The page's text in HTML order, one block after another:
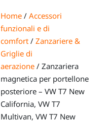
Home / Accessori
funzionali e di
comfort / Zanzariere &
Griglie di
aerazione / Zanzariera
magnetica per portellone
posteriore – VW T7 New
California, VW T7
Multivan, VW T7 New